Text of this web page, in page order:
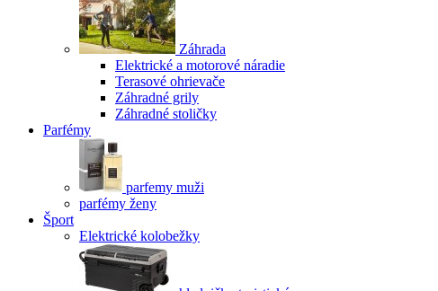
Záhrada
Elektrické a motorové náradie
Terasové ohrievače
Záhradné grily
Záhradné stoličky
Parfémy
parfemy muži
parfémy ženy
Šport
Elektrické kolobežky